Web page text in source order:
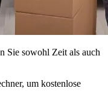
Sie sowohl Zeit als auch
um kostenlose